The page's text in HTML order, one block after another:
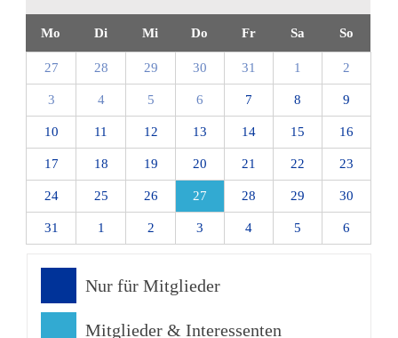
Mo Di Mi Do Fr Sa So
27 28 29 30 31 1 2
3 4 5 6 7 8 9
10 11 12 13 14 15 16
17 18 19 20 21 22 23
24 25 26 27 28 29 30
31 1 2 3 4 5 6
Nur für Mitglieder
Mitglieder & Interessenten